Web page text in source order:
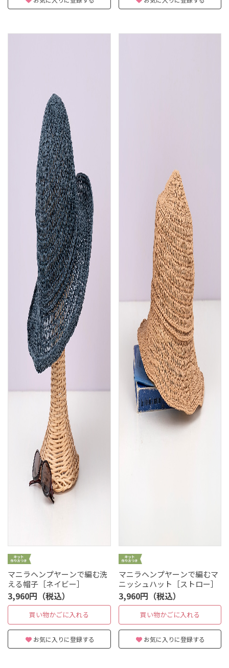
マニラヘンプヤーンで編む洗
える帽子［ネイビー］
3,960円（税込）
買い物かごに入れる
お気に入りに登録する
マニラヘンプヤーンで編むマ
ニッシュハット［ストロー］
3,960円（税込）
買い物かごに入れる
お気に入りに登録する